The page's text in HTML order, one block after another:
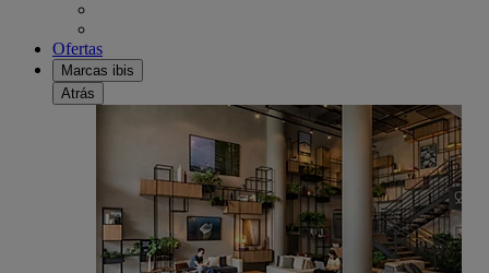
Ofertas
Marcas ibis
Atrás